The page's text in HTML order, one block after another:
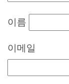
이름
이메일